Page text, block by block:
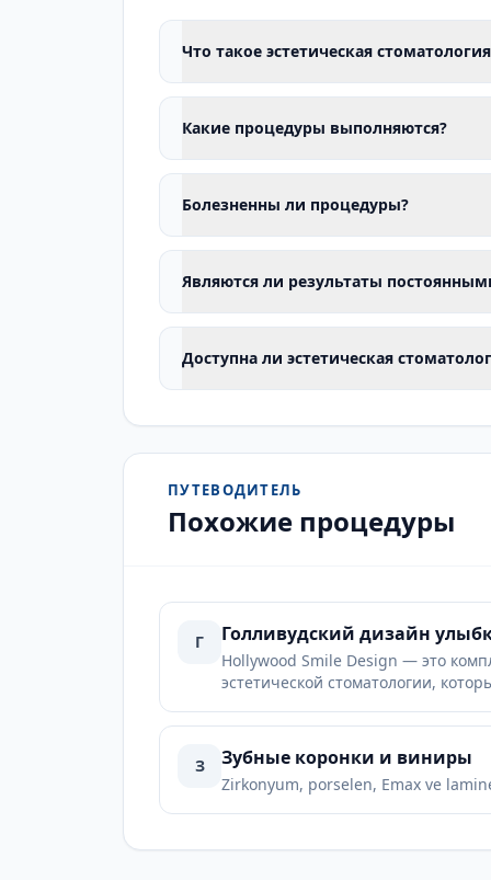
Что такое эстетическая
Какие процедуры выполняются?
Болезненны ли процедуры?
Являются ли результаты
Доступна ли эстетическая
ПУТЕВОДИТЕЛЬ
Похожие процедуры
Г Голливудский дизайн
Hollywood Smile Design — это
эстетической стоматологии,
З Зубные коронки и виниры
Zirkonyum, porselen, Emax ve